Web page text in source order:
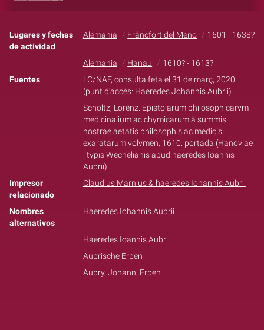
Lugares y fechas
de actividad
Alemania Fráncfort del Meno 1601 - 1638?
Alemania Hanau
1610? - 1613?
Fuentes
LC/NAF, consulta feta el 31 de març, 2020
(punt d'accés: Haeredes Johannis Aubrii)
Scholtz, Lorenz. Epistolarum philosophicarvm
medicinalium ac chymicarum à summis
nostrae aetatis philosophis ac medicis
exaratarum volvmen, 1610: portada (Hanoviae
: typis Wechelianis apud haeredes Ioannis
Aubrii)
Impresor
relacionado
Claudius Marnius & haeredes Iohannis Aubrii
Nombres
alternativos
Haeredes Iohannis Aubrii
Haeredes Ioannis Aubrii
Aubrische Erben
Aubry, Johann, Erben